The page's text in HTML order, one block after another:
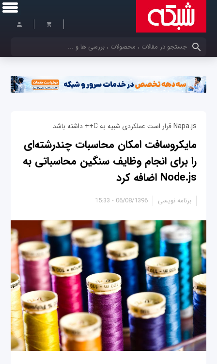
کلمات کلیدی خود را وارد کنید
Napa.js قرار است عملکردی شبیه به C++ داشته باشد
مایکروسافت امکان محاسبات چندرشته‌ای
را برای انجام وظایف سنگین محاسباتی به
Node.js اضافه کرد
06/08/1396 - 15:33 برنامه نویسی